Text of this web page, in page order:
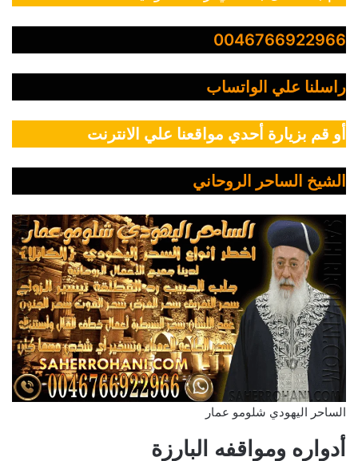
0046766922966
راسلنا علي الواتساب
أو قم بزيارة أحدي مواقعنا علي الانترنت
الشيخ الساحر الروحاني
الساحر اليهودي شلومو عمار
أدواره ومواقفه البارزة